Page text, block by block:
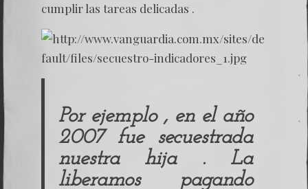
cumplir las tareas delicadas .
Por ejemplo , en el año
2007 fue secuestrada
nuestra hija . La
liberamos pagando